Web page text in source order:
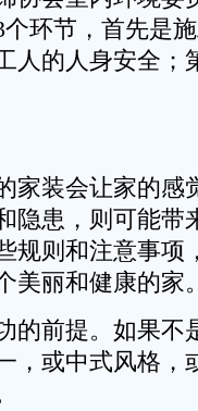
环节，首先是
人的人身安全；
装会让家的感
隐患，则可能带
规则和注意事项
美丽和健康的家
前提。如果不
，或中式风格，